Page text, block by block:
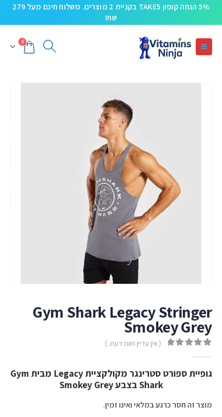
5% הנחה קופון TAKE5 בקניית 2 מוצרים. משלוח חינם מעל 279
שח!
0
Gym Shark Legacy Stringer
Smokey Grey
( אין עדיין חוות דעת. )
גופיית ספורט סטרינגר מקולקציית Legacy מבית Gym
Shark בצבע Smokey Grey
מוצר זה חסר כרגע במלאי ואינו זמין.